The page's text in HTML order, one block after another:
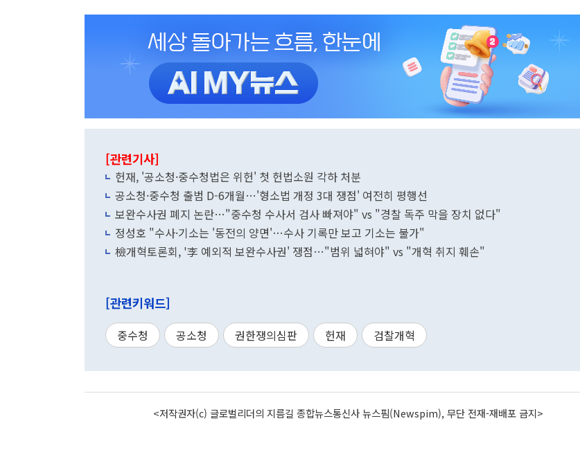
[관련기사]
헌재, '공소청·중수청법은 위헌' 첫 헌법소원 각하 처분
공소청·중수청 출범 D-6개월…'형소법 개정 3대 쟁점' 여전히 평행선
보완수사권 폐지 논란…"중수청 수사서 검사 빠져야" vs "경찰 독주 막을 장치 없다"
정성호 "수사·기소는 '동전의 양면'…수사 기록만 보고 기소는 불가"
檢개혁토론회, '李 예외적 보완수사권' 쟁점…"범위 넓혀야" vs "개혁 취지 훼손"
[관련키워드]
중수청 공소청 권한쟁의심판 헌재 검찰개혁
<저작권자(c) 글로벌리더의 지름길 종합뉴스통신사 뉴스핌(Newspim), 무단 전재-재배포 금지>